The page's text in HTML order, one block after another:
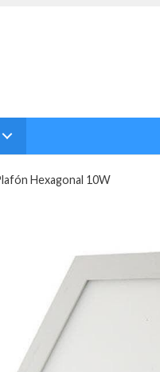
Hexagonal 10W